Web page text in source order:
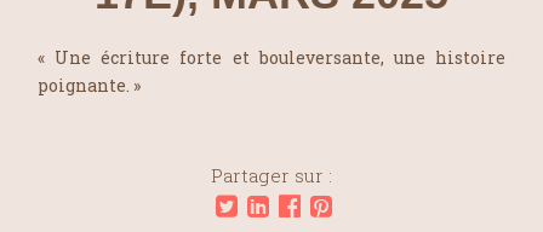
« Une écriture forte et bouleversante, une histoire
poignante. »
Partager sur :